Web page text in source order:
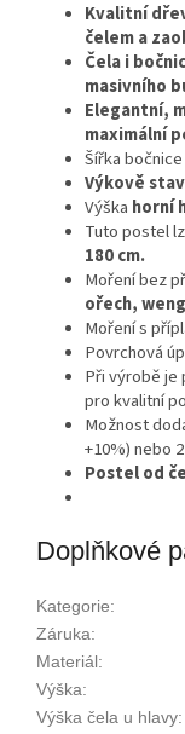
Kvalitní
čelem a
Čela i
masivního
Elegantní,
maximální
Šířka bočnice
Výkově
Výška horní
Tuto postel
180 cm.
Moření bez
ořech,
Moření s
Povrchová
Při výrobě je
pro kvalitní
Možnost
+10%) nebo
Postel od
Doplňkové
Kategorie:
Záruka:
Materiál:
Výška:
Výška čela u hlavy: